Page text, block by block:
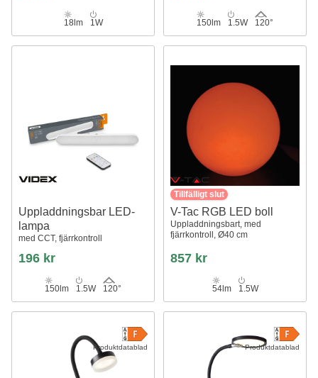
18lm 1W 150lm 1.5W 120°
Uppladdningsbar LED-
lampa
med CCT, fjärrkontroll
196 kr
150lm 1.5W 120°
Tillfälligt slut
V-Tac RGB LED boll
Uppladdningsbart, med
fjärrkontroll, Ø40 cm
857 kr
54lm 1.5W
Produktdatablad Produktdatablad